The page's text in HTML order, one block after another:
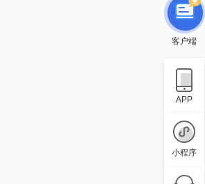
客户端
APP
小程序